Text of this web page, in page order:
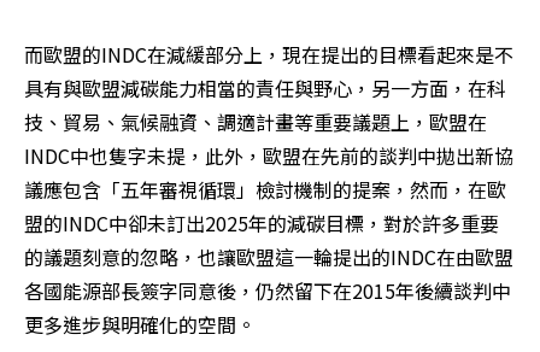
而歐盟的INDC在減緩部分上，現在提出的目標看起來是不
具有與歐盟減碳能力相當的責任與野心，另一方面，在科
技、貿易、氣候融資、調適計畫等重要議題上，歐盟在
INDC中也隻字未提，此外，歐盟在先前的談判中拋出新協
議應包含「五年審視循環」檢討機制的提案，然而，在歐
盟的INDC中卻未訂出2025年的減碳目標，對於許多重要
的議題刻意的忽略，也讓歐盟這一輪提出的INDC在由歐盟
各國能源部長簽字同意後，仍然留下在2015年後續談判中
更多進步與明確化的空間。